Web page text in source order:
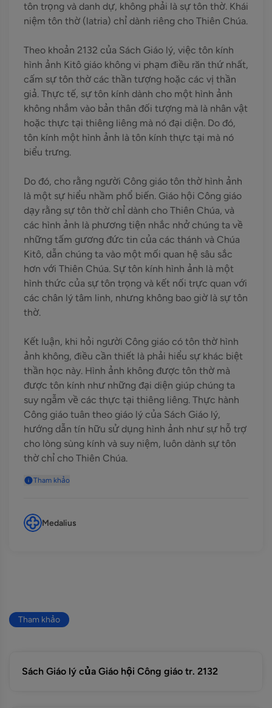
tôn trọng và danh dự, không phải là sự tôn thờ. Khái
niệm tôn thờ (latria) chỉ dành riêng cho Thiên Chúa.
Theo khoản 2132 của Sách Giáo lý, việc tôn kính
hình ảnh Kitô giáo không vi phạm điều răn thứ nhất,
cấm sự tôn thờ các thần tượng hoặc các vị thần
giả. Thực tế, sự tôn kính dành cho một hình ảnh
không nhắm vào bản thân đối tượng mà là nhân vật
hoặc thực tại thiêng liêng mà nó đại diện. Do đó,
tôn kính một hình ảnh là tôn kính thực tại mà nó
biểu trưng.
Do đó, cho rằng người Công giáo tôn thờ hình ảnh
là một sự hiểu nhầm phổ biến. Giáo hội Công giáo
dạy rằng sự tôn thờ chỉ dành cho Thiên Chúa, và
các hình ảnh là phương tiện nhắc nhở chúng ta về
những tấm gương đức tin của các thánh và Chúa
Kitô, dẫn chúng ta vào một mối quan hệ sâu sắc
hơn với Thiên Chúa. Sự tôn kính hình ảnh là một
hình thức của sự tôn trọng và kết nối trực quan với
các chân lý tâm linh, nhưng không bao giờ là sự tôn
thờ.
Kết luận, khi hỏi người Công giáo có tôn thờ hình
ảnh không, điều cần thiết là phải hiểu sự khác biệt
thần học này. Hình ảnh không được tôn thờ mà
được tôn kính như những đại diện giúp chúng ta
suy ngẫm về các thực tại thiêng liêng. Thực hành
Công giáo tuân theo giáo lý của Sách Giáo lý,
hướng dẫn tín hữu sử dụng hình ảnh như sự hỗ trợ
cho lòng sùng kính và suy niệm, luôn dành sự tôn
thờ chỉ cho Thiên Chúa.
Tham khảo
Medalius
Tham khảo
Sách Giáo lý của Giáo hội Công giáo tr. 2132